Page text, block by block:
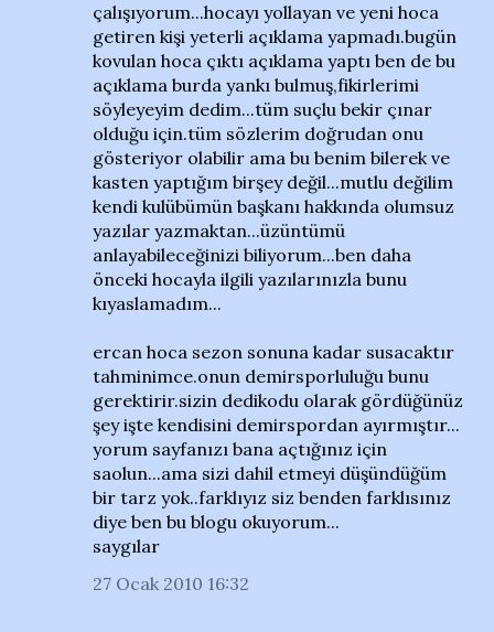
çalışıyorum...hocayı yollayan ve yeni hoca
getiren kişi yeterli açıklama yapmadı.bugün
kovulan hoca çıktı açıklama yaptı ben de bu
açıklama burda yankı bulmuş,fikirlerimi
söyleyeyim dedim...tüm suçlu bekir çınar
olduğu için.tüm sözlerim doğrudan onu
gösteriyor olabilir ama bu benim bilerek ve
kasten yaptığım birşey değil...mutlu değilim
kendi kulübümün başkanı hakkında olumsuz
yazılar yazmaktan...üzüntümü
anlayabileceğinizi biliyorum...ben daha
önceki hocayla ilgili yazılarınızla bunu
kıyaslamadım...
ercan hoca sezon sonuna kadar susacaktır
tahminimce.onun demirsporluluğu bunu
gerektirir.sizin dedikodu olarak gördüğünüz
şey işte kendisini demirspordan ayırmıştır...
yorum sayfanızı bana açtığınız için
saolun...ama sizi dahil etmeyi düşündüğüm
bir tarz yok..farklıyız siz benden farklısınız
diye ben bu blogu okuyorum...
saygılar
27 Ocak 2010 16:32